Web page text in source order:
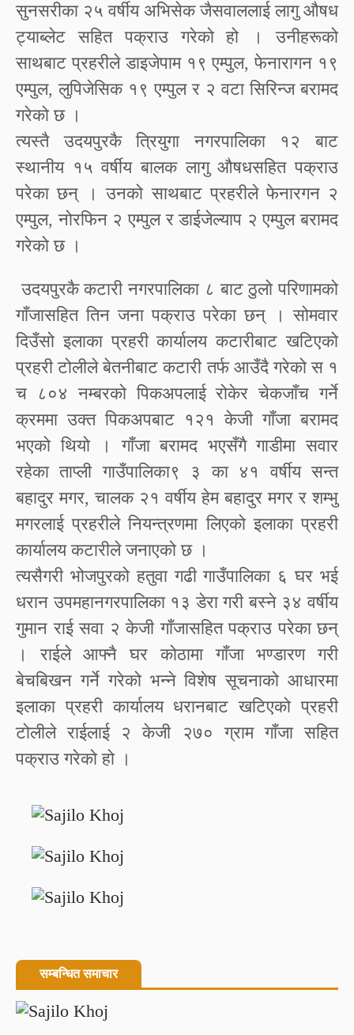
सुनसरीका २५ वर्षीय अभिसेक जैसवाललाई लागु औषध
ट्याब्लेट सहित पक्राउ गरेको हो । उनीहरूको
साथबाट प्रहरीले डाइजेपाम १९ एम्पुल, फेनारागन १९
एम्पुल, लुपिजेसिक १९ एम्पुल र २ वटा सिरिन्ज बरामद
गरेको छ ।
त्यस्तै उदयपुरकै त्रियुगा नगरपालिका १२ बाट
स्थानीय १५ वर्षीय बालक लागु औषधसहित पक्राउ
परेका छन् । उनको साथबाट प्रहरीले फेनारगन २
एम्पुल, नोरफिन २ एम्पुल र डाईजेल्याप २ एम्पुल बरामद
गरेको छ ।
उदयपुरकै कटारी नगरपालिका ८ बाट ठुलो परिणामको
गाँजासहित तिन जना पक्राउ परेका छन् । सोमवार
दिउँसो इलाका प्रहरी कार्यालय कटारीबाट खटिएको
प्रहरी टोलीले बेतनीबाट कटारी तर्फ आउँदै गरेको स १
च ८०४ नम्बरको पिकअपलाई रोकेर चेकजाँच गर्ने
क्रममा उक्त पिकअपबाट १२१ केजी गाँजा बरामद
भएको थियो । गाँजा बरामद भएसँगै गाडीमा सवार
रहेका ताप्ली गाउँपालिका९ ३ का ४१ वर्षीय सन्त
बहादुर मगर, चालक २१ वर्षीय हेम बहादुर मगर र शम्भु
मगरलाई प्रहरीले नियन्त्रणमा लिएको इलाका प्रहरी
कार्यालय कटारीले जनाएको छ ।
त्यसैगरी भोजपुरको हतुवा गढी गाउँपालिका ६ घर भई
धरान उपमहानगरपालिका १३ डेरा गरी बस्ने ३४ वर्षीय
गुमान राई सवा २ केजी गाँजासहित पक्राउ परेका छन्
। राईले आफ्नै घर कोठामा गाँजा भण्डारण गरी
बेचबिखन गर्ने गरेको भन्ने विशेष सूचनाको आधारमा
इलाका प्रहरी कार्यालय धरानबाट खटिएको प्रहरी
टोलीले राईलाई २ केजी २७० ग्राम गाँजा सहित
पक्राउ गरेको हो ।
सम्बन्धित समाचार